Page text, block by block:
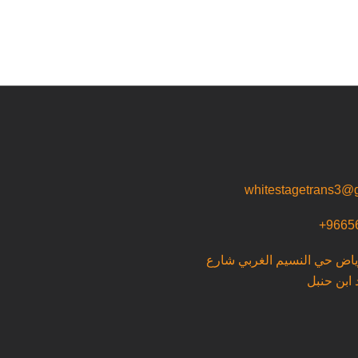
حي النسيم الغربي شارع
ابن حنبل